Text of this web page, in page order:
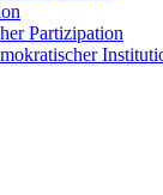
Partizipation